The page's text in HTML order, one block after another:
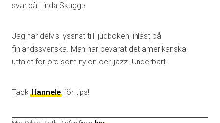
svar på Linda Skugge
Jag har delvis lyssnat till ljudboken, inläst på
finlandssvenska. Man har bevarat det amerikanska
uttalet för ord som nylon och jazz. Underbart.
Tack Hannele för tips!